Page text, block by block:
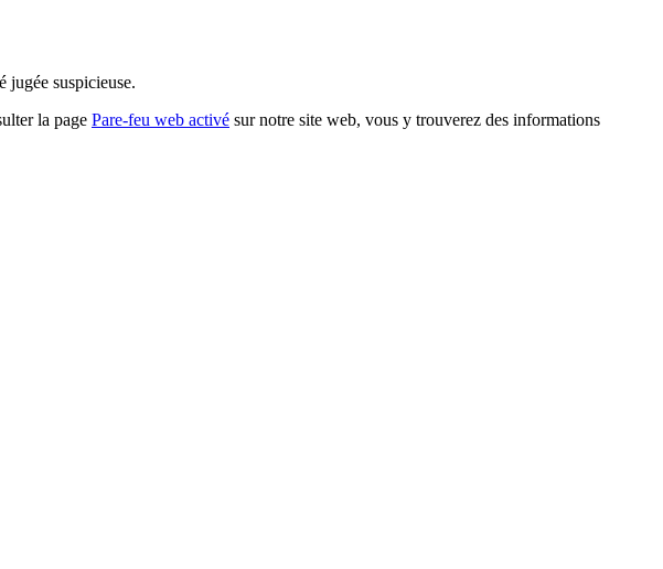
jugée suspicieuse.
la page Pare-feu web activé sur notre site web, vous y trouverez des informations